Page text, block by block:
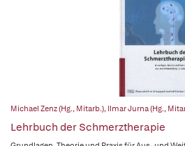
Michael Zenz (Hg., Mitarb.), Ilmar Jurna (Hg.,
Lehrbuch der Schmerztherapie